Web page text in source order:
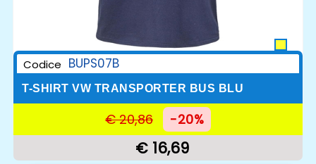
Codice BUPS07B
T-SHIRT VW TRANSPORTER BUS BLU
€ 20,86 -20%
€ 16,69